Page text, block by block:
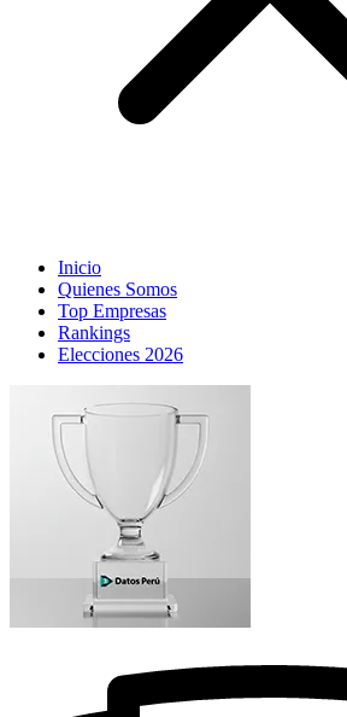
Inicio
Quienes Somos
Top Empresas
Rankings
Elecciones 2026